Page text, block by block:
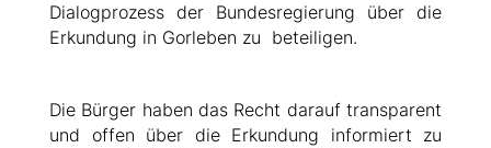
Dialogprozess der Bundesregierung über die
Erkundung in Gorleben zu beteiligen.
Die Bürger haben das Recht darauf transparent
und offen über die Erkundung informiert zu